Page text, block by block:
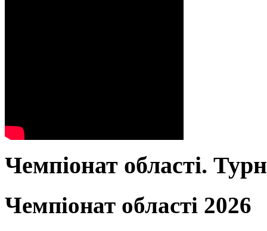
Чемпіонат області.
Чемпіонат області 2026